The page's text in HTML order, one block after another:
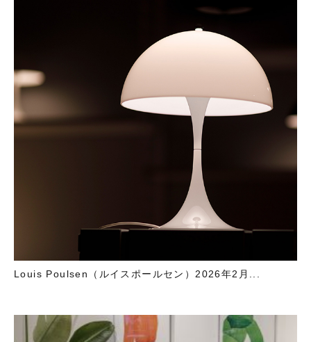
Louis Poulsen（ルイスポールセン）2026年2月...